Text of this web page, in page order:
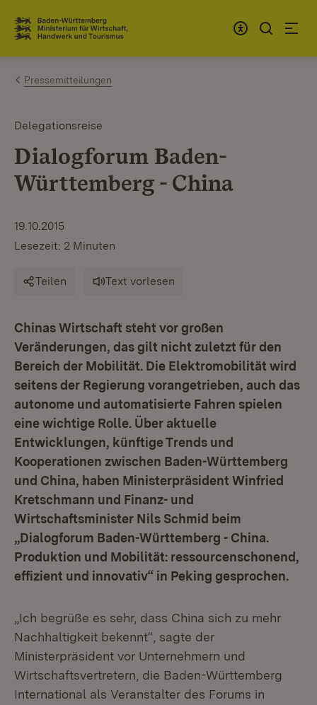
Zum Inhalt springen
Link zur Startseite
Pressemitteilungen
Delegationsreise
Dialogforum Baden-
Württemberg - China
19.10.2015
Lesezeit: 2 Minuten
Teilen Text vorlesen
Chinas Wirtschaft steht vor großen
Veränderungen, das gilt nicht zuletzt für den
Bereich der Mobilität. Die Elektromobilität wird
seitens der Regierung vorangetrieben, auch das
autonome und automatisierte Fahren spielen
eine wichtige Rolle. Über aktuelle
Entwicklungen, künftige Trends und
Kooperationen zwischen Baden-Württemberg
und China, haben Ministerpräsident Winfried
Kretschmann und Finanz- und
Wirtschaftsminister Nils Schmid beim
„Dialogforum Baden-Württemberg - China.
Produktion und Mobilität: ressourcenschonend,
effizient und innovativ“ in Peking gesprochen.
„Ich begrüße es sehr, dass China sich zu mehr
Nachhaltigkeit bekennt“, sagte der
Ministerpräsident vor Unternehmern und
Wirtschaftsvertretern, die Baden-Württemberg
International als Veranstalter des Forums in